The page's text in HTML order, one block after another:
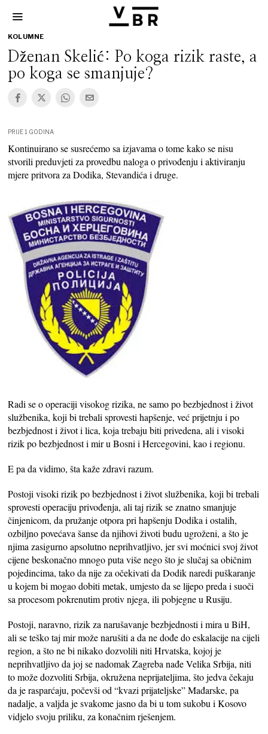
KOLUMNE
Dženan Skelić: Po koga rizik raste, a
po koga se smanjuje?
PRIJE 1 GODINA
Kontinuirano se susrećemo sa izjavama o tome kako se nisu
stvorili preduvjeti za provedbu naloga o privođenju i aktiviranju
mjere pritvora za Dodika, Stevandića i druge.
Radi se o operaciji visokog rizika, ne samo po bezbjednost i život
službenika, koji bi trebali sprovesti hapšenje, već prijetnju i po
bezbjednost i život i lica, koja trebaju biti privedena, ali i visoki
rizik po bezbjednost i mir u Bosni i Hercegovini, kao i regionu.
E pa da vidimo, šta kaže zdravi razum.
Postoji visoki rizik po bezbjednost i život službenika, koji bi trebali
sprovesti operaciju privođenja, ali taj rizik se znatno smanjuje
činjenicom, da pružanje otpora pri hapšenju Dodika i ostalih,
ozbiljno povećava šanse da njihovi životi budu ugroženi, a što je
njima zasigurno apsolutno neprihvatljivo, jer svi moćnici svoj život
cijene beskonačno mnogo puta više nego što je slučaj sa običnim
pojedincima, tako da nije za očekivati da Dodik naredi puškaranje
u kojem bi mogao dobiti metak, umjesto da se lijepo preda i suoči
sa procesom pokrenutim protiv njega, ili pobjegne u Rusiju.
Postoji, naravno, rizik za narušavanje bezbjednosti i mira u BiH,
ali se teško taj mir može narušiti a da ne dođe do eskalacije na cijeli
region, a što ne bi nikako dozvolili niti Hrvatska, kojoj je
neprihvatljivo da joj se nadomak Zagreba nađe Velika Srbija, niti
to može dozvoliti Srbija, okružena neprijateljima, što jedva čekaju
da je rasparćaju, počevši od “kvazi prijateljske” Mađarske, pa
nadalje, a valjda je svakome jasno da bi u tom sukobu i Kosovo
vidjelo svoju priliku, za konačnim rješenjem.